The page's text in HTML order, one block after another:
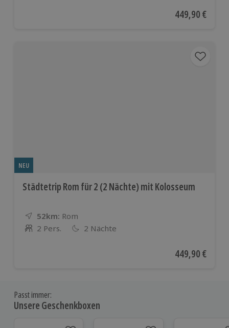
Aktueller Preis
449,90 €
NEU
Städtetrip Rom für 2 (2 Nächte) mit Kolosseum
52km: Entfernung
Standort
Rom
Anzahl der Teilnehmer
2 Pers. 2 Nächte
Aktueller Preis
449,90 €
Passt immer:
Unsere Geschenkboxen